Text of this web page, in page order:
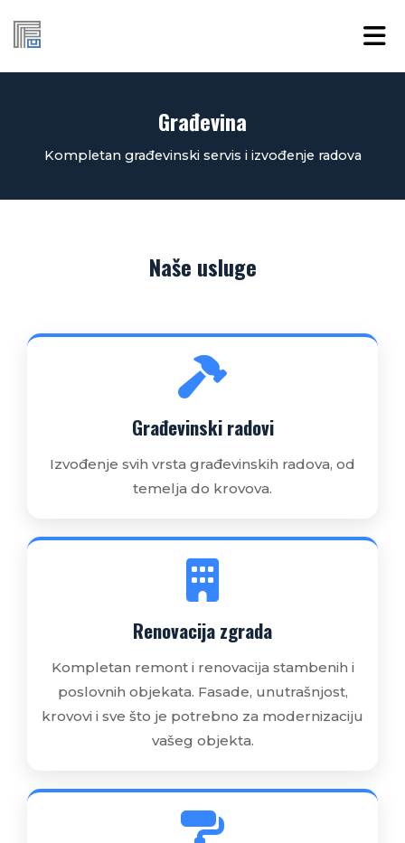
Građevina
Kompletan građevinski servis i izvođenje radova
Naše usluge
Građevinski radovi
Izvođenje svih vrsta građevinskih radova, od
temelja do krovova.
Renovacija zgrada
Kompletan remont i renovacija stambenih i
poslovnih objekata. Fasade, unutrašnjost,
krovovi i sve što je potrebno za modernizaciju
vašeg objekta.